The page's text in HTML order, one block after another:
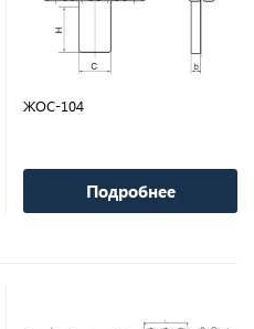
ЖОС-104
Подробнее